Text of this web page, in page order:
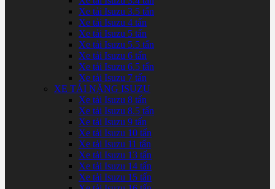
Xe tải Isuzu 3.5 tấn
Xe tải Isuzu 4 tấn
Xe tải Isuzu 5 tấn
Xe tải Isuzu 5.5 tấn
Xe tải Isuzu 6 tấn
Xe tải Isuzu 6.5 tấn
Xe tải Isuzu 7 tấn
XE TẢI NẶNG ISUZU
Xe tải Isuzu 8 tấn
Xe tải Isuzu 8.5 tấn
Xe tải Isuzu 9 tấn
Xe tải Isuzu 10 tấn
Xe tải Isuzu 11 tấn
Xe tải Isuzu 13 tấn
Xe tải Isuzu 14 tấn
Xe tải Isuzu 15 tấn